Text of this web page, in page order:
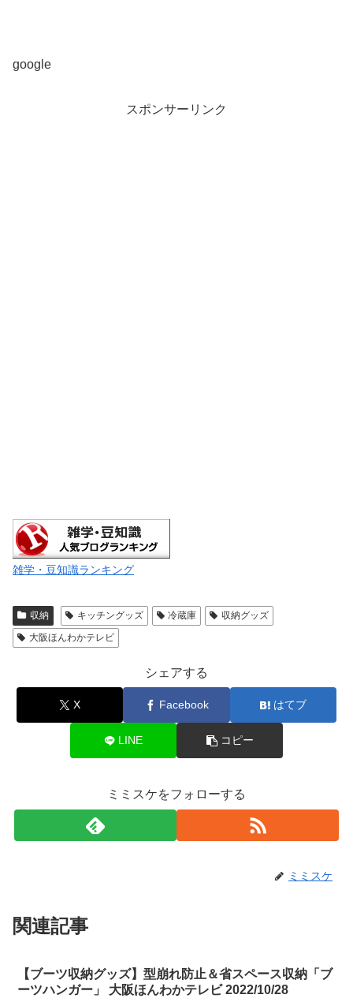
google
スポンサーリンク
雑学・豆知識ランキング
収納 キッチングッズ 冷蔵庫
収納グッズ
大阪ほんわかテレビ
シェアする
X Facebook はてブ
LINE コピー
ミミスケをフォローする
ミミスケ
関連記事
【ブーツ収納グッズ】型崩れ防止＆省スペース収納「ブ
ーツハンガー」 大阪ほんわかテレビ 2022/10/28